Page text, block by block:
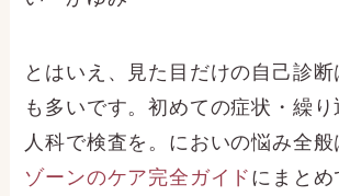
とはいえ、見た目だけの自己診断
も多いです。初めての症状・繰
人科で検査を。においの悩み全般
ゾーンのケア完全ガイド にまとめ